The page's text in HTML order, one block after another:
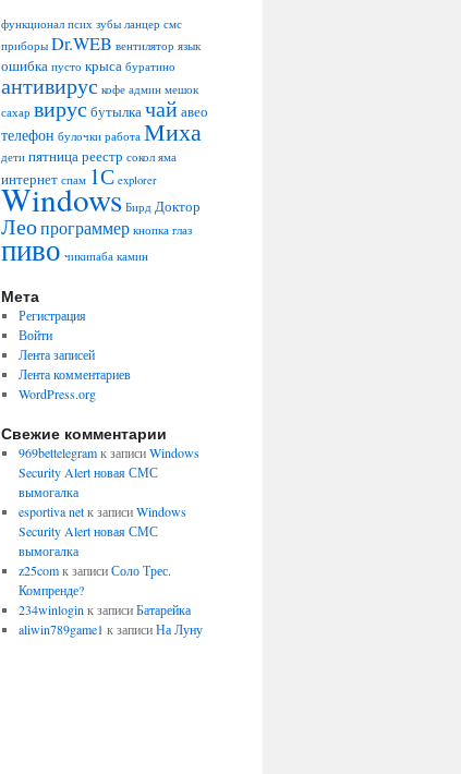
функционал псих зубы ланцер смс
приборы Dr.WEB вентилятор язык
ошибка пусто крыса буратино
антивирус кофе админ мешок
сахар вирус бутылкачайавео
телефон булочки работа Миха
дети пятницареестр сокол яма
интернет спам 1С explorer
Windows Бирд Доктор
Леопрограммер кнопка глаз
пиво чикипаба камин
Мета
Регистрация
Войти
Лента записей
Лента комментариев
WordPress.org
Свежие комментарии
969bettelegramк записиWindows
Security Alert новая СМС
вымогалка
esportiva netк записиWindows
Security Alert новая СМС
вымогалка
z25comк записиСоло Трес.
Компренде?
234winlogin к записиБатарейка
aliwin789game1 к записиНа Луну